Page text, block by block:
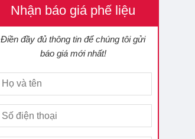
Nhận báo giá phế liệu
Điền đầy đủ thông tin để chúng tôi gửi
báo giá mới nhất!